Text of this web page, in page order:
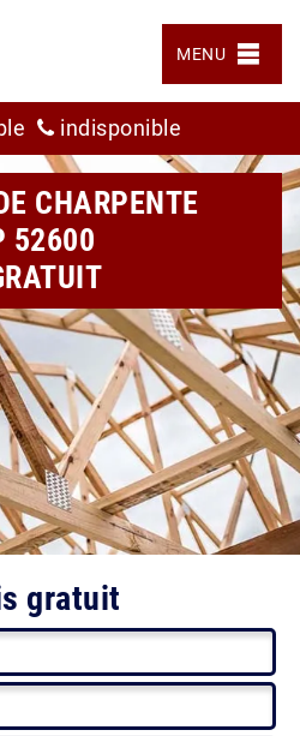
MENU
indisponible
CHARPENTE
52600
gratuit